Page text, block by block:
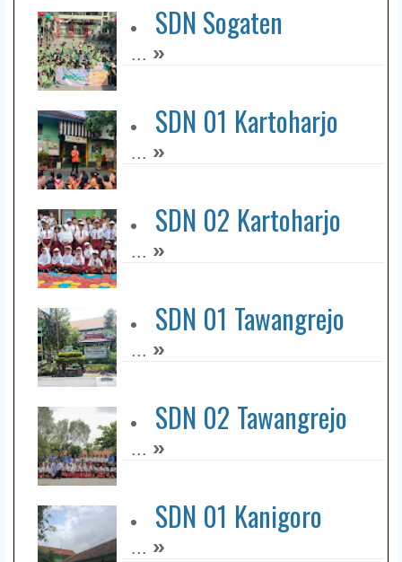
SDN Sogaten
... »
SDN 01 Kartoharjo
... »
SDN 02 Kartoharjo
... »
SDN 01 Tawangrejo
... »
SDN 02 Tawangrejo
... »
SDN 01 Kanigoro
... »